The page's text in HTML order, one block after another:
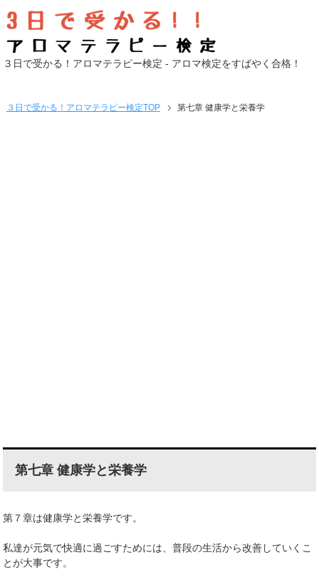
３日で受かる！アロマテラピー検定 - アロマ検定をすばやく合格！
３日で受かる！アロマテラピー検定TOP 第七章 健康学と栄養学
第七章 健康学と栄養学
第７章は健康学と栄養学です。
私達が元気で快適に過ごすためには、普段の生活から改善していくこ
とが大事です。